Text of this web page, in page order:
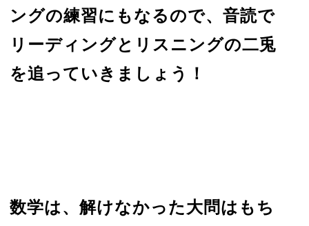
ングの練習にもなるので、音読で
リーディングとリスニングの二兎
を追っていきましょう！
数学は、解けなかった大問はもち